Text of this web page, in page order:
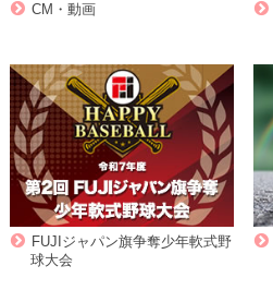
CM・動画
FUJIジャパン旗争奪少年軟式野
球大会